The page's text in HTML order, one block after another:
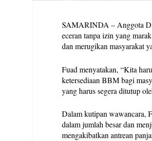
SAMARINDA – Anggota
eceran tanpa izin yang
dan merugikan masyarakat
Fuad menyatakan, “Kita
ketersediaan BBM bagi
yang harus segera ditutup
Dalam kutipan wawancara,
dalam jumlah besar dan
mengakibatkan antrean